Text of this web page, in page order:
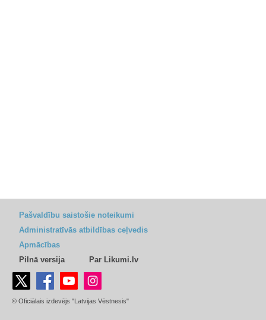
Pašvaldību saistošie noteikumi
Administratīvās atbildības ceļvedis
Apmācības
Pilnā versija
Par Likumi.lv
© Oficiālais izdevējs "Latvijas Vēstnesis"